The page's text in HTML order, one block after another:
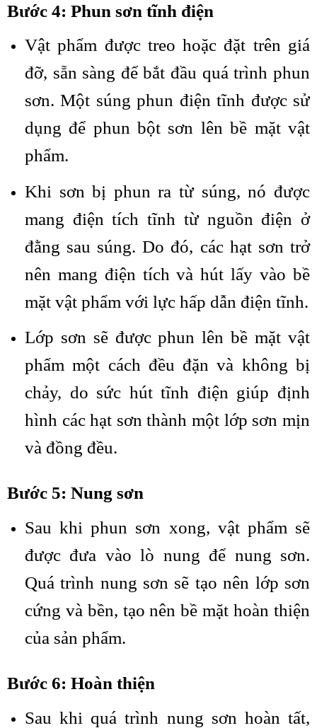
Bước 4: Phun sơn tĩnh điện
Vật phẩm được treo hoặc đặt trên giá
đỡ, sẵn sàng để bắt đầu quá trình phun
sơn. Một súng phun điện tĩnh được sử
dụng để phun bột sơn lên bề mặt vật
phẩm.
Khi sơn bị phun ra từ súng, nó được
mang điện tích tĩnh từ nguồn điện ở
đằng sau súng. Do đó, các hạt sơn trở
nên mang điện tích và hút lấy vào bề
mặt vật phẩm với lực hấp dẫn điện tĩnh.
Lớp sơn sẽ được phun lên bề mặt vật
phẩm một cách đều đặn và không bị
chảy, do sức hút tĩnh điện giúp định
hình các hạt sơn thành một lớp sơn mịn
và đồng đều.
Bước 5: Nung sơn
Sau khi phun sơn xong, vật phẩm sẽ
được đưa vào lò nung để nung sơn.
Quá trình nung sơn sẽ tạo nên lớp sơn
cứng và bền, tạo nên bề mặt hoàn thiện
của sản phẩm.
Bước 6: Hoàn thiện
Sau khi quá trình nung sơn hoàn tất,